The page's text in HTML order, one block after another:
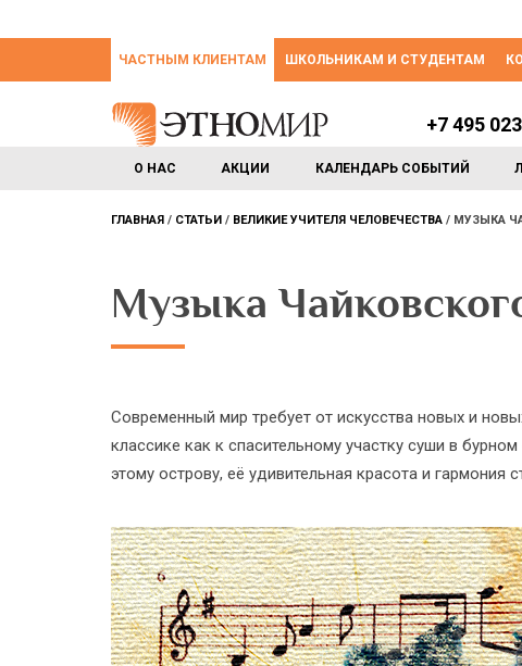
ЧАСТНЫМ КЛИЕНТАМ ШКОЛЬНИКАМ И СТУДЕНТАМ
О НАС АКЦИИ КАЛЕНДАРЬ СОБЫТИЙ
+7 495
ГЛАВНАЯ СТАТЬИ ВЕЛИКИЕ УЧИТЕЛЯ ЧЕЛОВЕЧЕСТВА МУЗЫКА
Музыка
Современный мир требует от искусства новых и
классике как к спасительному участку суши в
этому острову, её удивительная красота и